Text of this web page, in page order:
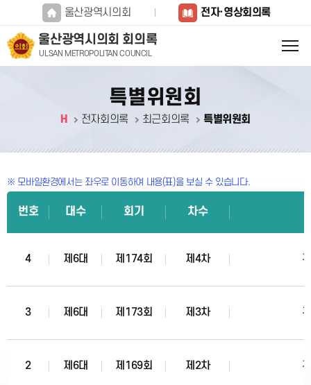
본문바로가기 울산광역시의회 전자·영상회의록
울산광역시의회 회의록
ULSAN METROPOLITAN COUNCIL
특별위원회
H 전자회의록 최근회의록 특별위원회
※ 모바일환경에서는 좌우로 이동하여 내용(표)을 보실 수 있습니다.
번호 대수 회기 차수
4 제6대 제174회 제4차
3 제6대 제173회 제3차
2 제6대 제169회 제2차